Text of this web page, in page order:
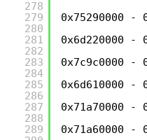
278
279
280
281
282
283
284
285
286
287
288
289
0x75290000 -
0x6d220000 -
0x7c9c0000 -
0x6d610000 -
0x71a70000 -
0x71a60000 -